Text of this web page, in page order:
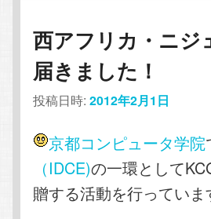
コ
ン
テ
ン
ン
テ
ン
ツ
西アフリカ・ニジ
届きました！
投稿日時:2012年2月1日
京都コンピュータ学院
（IDCE)の一環として
贈する活動を行っていま